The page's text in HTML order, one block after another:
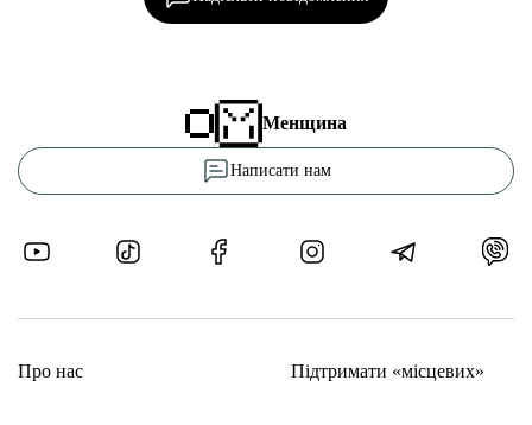
Менщина
Написати нам
Про нас Підтримати «місцевих»